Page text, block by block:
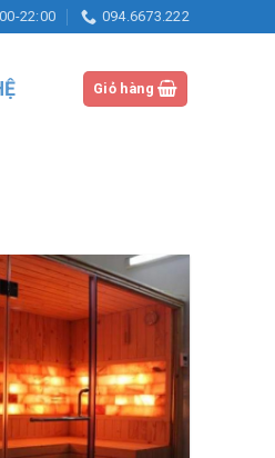
22:00 094.6673.222
Giỏ hàng